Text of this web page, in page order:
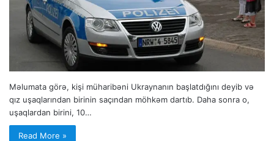
Məlumata görə, kişi müharibəni Ukraynanın başlatdığını deyib və
qız uşaqlarından birinin saçından möhkəm dartıb. Daha sonra o,
uşaqlardan birini, 10…
Read More »